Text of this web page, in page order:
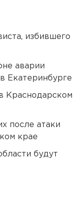
избившего
аварии
Екатеринбурге
Краснодарском
после атаки
крае
будут